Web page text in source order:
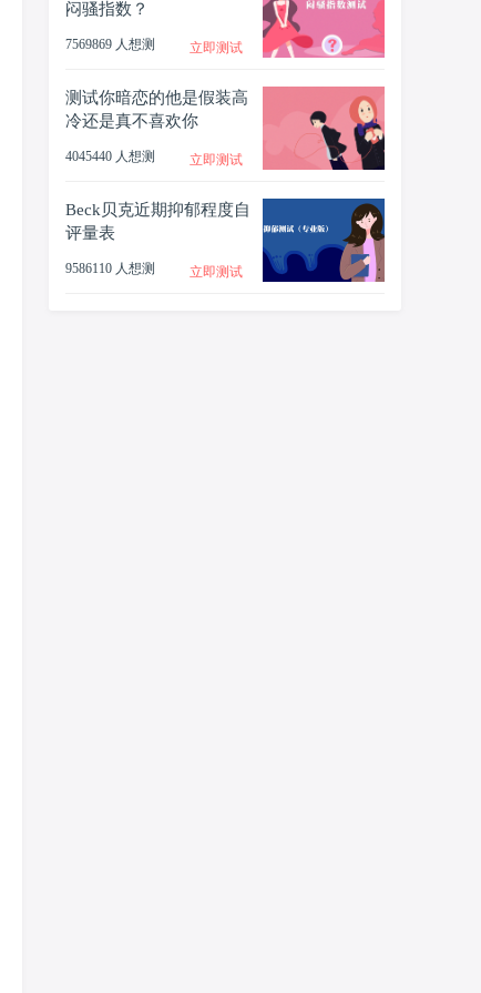
闷骚指数？
7569869 人想测 立即测试
测试你暗恋的他是假装高
冷还是真不喜欢你
4045440 人想测 立即测试
Beck贝克近期抑郁程度自
评量表
9586110 人想测 立即测试